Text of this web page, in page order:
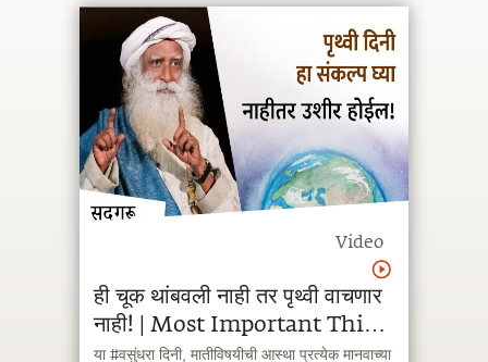
Video
ही चूक थांबवली नाही तर पृथ्वी वाचणार
नाही! | Most Important Thing
to Do On #EarthDay ।
या #वसुंधरा दिनी, मातीविषयीची आस्था प्रत्येक मानवाच्या